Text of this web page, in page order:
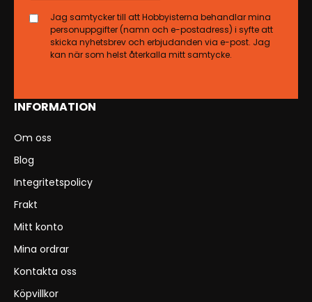
INFORMATION
Om oss
Blog
Integritetspolicy
Frakt
Mitt konto
Mina ordrar
Kontakta oss
Köpvillkor
Jag samtycker till att Hobbyisterna behandlar mina
personuppgifter (namn och e-postadress) i syfte att
skicka nyhetsbrev och erbjudanden via e-post. Jag
kan när som helst återkalla mitt samtycke.